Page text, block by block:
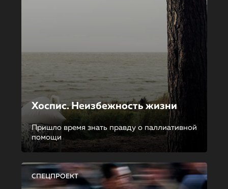
Хоспис. Неизбежность жизни
Пришло время знать правду о паллиативной
помощи
СПЕЦПРОЕКТ